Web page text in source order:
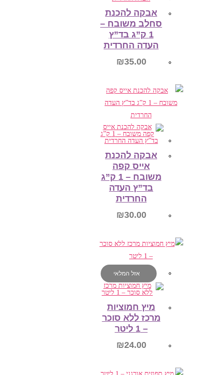
אבקה להכנת
סחלב משובח –
1 ק”ג בד”ץ
העדה החרדית
₪35.00
הוספה לסל
אבקה להכנת
אייס קפה
משובח – 1 ק”ג
בד”ץ העדה
החרדית
₪30.00
הוספה לסל
אזל המלאי
מיץ חמוציות
מרכז ללא סוכר
– 1 ליטר
₪24.00